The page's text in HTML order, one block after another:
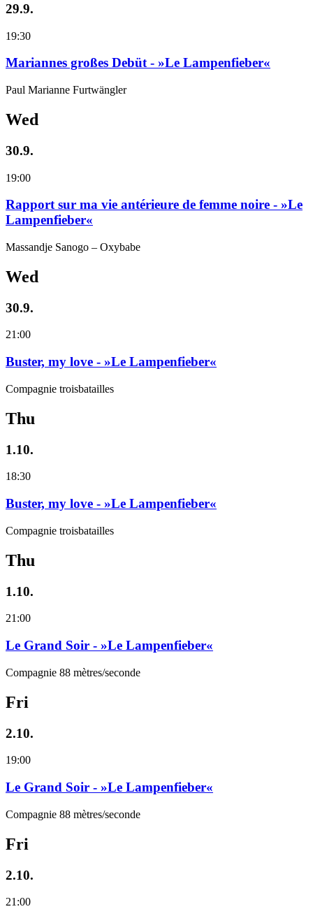
29.9.
19:30
Mariannes großes Debüt - »Le Lampenfieber«
Paul Marianne Furtwängler
Wed
30.9.
19:00
Rapport sur ma vie antérieure de femme noire - »Le
Lampenfieber«
Massandje Sanogo – Oxybabe
Wed
30.9.
21:00
Buster, my love - »Le Lampenfieber«
Compagnie troisbatailles
Thu
1.10.
18:30
Buster, my love - »Le Lampenfieber«
Compagnie troisbatailles
Thu
1.10.
21:00
Le Grand Soir - »Le Lampenfieber«
Compagnie 88 mètres/seconde
Fri
2.10.
19:00
Le Grand Soir - »Le Lampenfieber«
Compagnie 88 mètres/seconde
Fri
2.10.
21:00